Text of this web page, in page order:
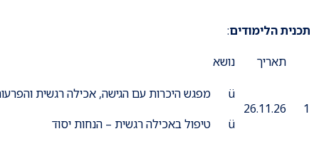
תכנית הלימודים:
תאריך
נושא
1
26.11.26
ü מפגש היכרות עם הגישה, אכילה רגשית והפרעות אכילה
ü טיפול באכילה רגשית – הנחות יסוד